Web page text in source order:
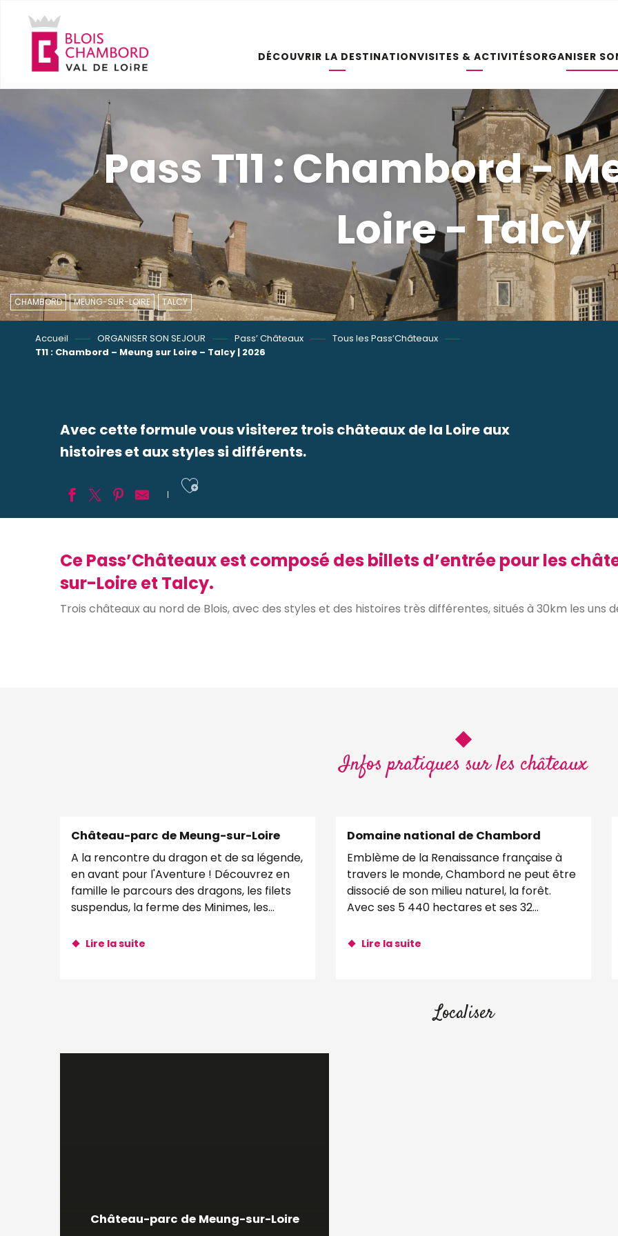
contenu
principal
DÉCOUVRIR LA DESTINATIONVISITES & ACTIVITÉSORGANISER
Pass T11 : Chambord -
Loire - Talcy
CHAMBORD MEUNG-SUR-LOIRE TALCY
Accueil ORGANISER SON SEJOUR Pass’ Châteaux
Tous les Pass’Châteaux
T11 : Chambord – Meung sur Loire – Talcy | 2026
Avec cette formule vous visiterez trois châteaux de la Loire aux
histoires et aux styles si différents.
Ajouter aux favoris
Ce Pass’Châteaux est composé des billets d’entrée pour les
sur-Loire et Talcy.
Trois châteaux au nord de Blois, avec des styles et des histoires très différentes, situés à 30km les uns
Infos pratiques sur les châteaux
Château-parc de Meung-sur-Loire
A la rencontre du dragon et de sa légende,
en avant pour l'Aventure ! Découvrez en
famille le parcours des dragons, les filets
suspendus, la ferme des Minimes, les
Lire la suite
Domaine national de Chambord
Emblème de la Renaissance française à
travers le monde, Chambord ne peut être
dissocié de son milieu naturel, la forêt.
Avec ses 5 440 hectares et ses 32
Lire la suite
Localiser
Château-parc de Meung-sur-Loire